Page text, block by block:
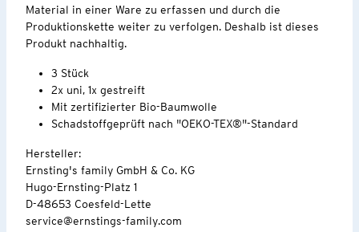
Material in einer Ware zu erfassen und durch die
Produktionskette weiter zu verfolgen. Deshalb ist dieses
Produkt nachhaltig.
3 Stück
2x uni, 1x gestreift
Mit zertifizierter Bio-Baumwolle
Schadstoffgeprüft nach "OEKO-TEX®"-Standard
Hersteller:
Ernsting's family GmbH & Co. KG
Hugo-Ernsting-Platz 1
D-48653 Coesfeld-Lette
service@ernstings-family.com